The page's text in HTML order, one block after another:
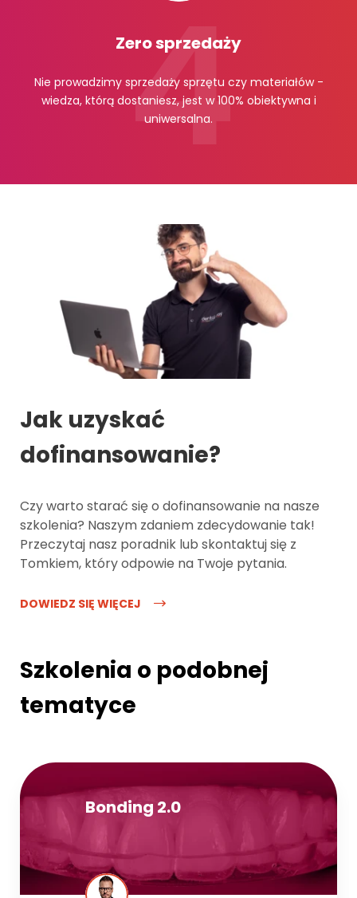
Zero sprzedaży
Nie prowadzimy sprzedaży sprzętu czy materiałów -
wiedza, którą dostaniesz, jest w 100% obiektywna i
uniwersalna.
Jak uzyskać
dofinansowanie?
Czy warto starać się o dofinansowanie na nasze
szkolenia? Naszym zdaniem zdecydowanie tak!
Przeczytaj nasz poradnik lub skontaktuj się z
Tomkiem, który odpowie na Twoje pytania.
DOWIEDZ SIĘ WIĘCEJ
Szkolenia o podobnej
tematyce
Bonding 2.0